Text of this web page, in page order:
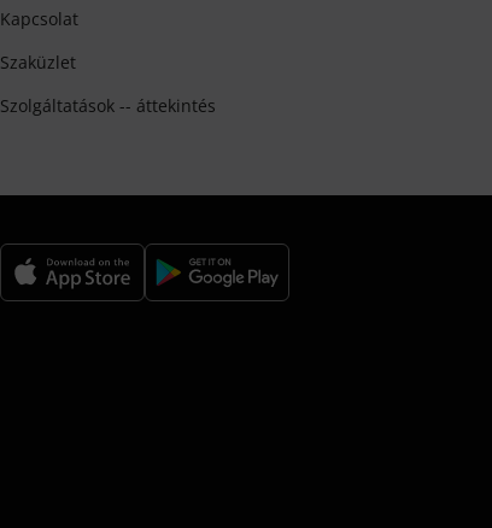
Kapcsolat
Szaküzlet
Szolgáltatások -- áttekintés